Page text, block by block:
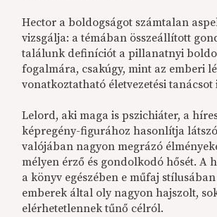
Hector a boldogságot számtalan
vizsgálja: a témában összeállított
találunk definíciót a pillanatnyi
fogalmára, csakúgy, mint az emberi
vonatkoztatható életvezetési tanácsot
Lelord, aki maga is pszichiáter, a
képregény-figurához hasonlítja
valójában nagyon megrázó
mélyen érző és gondolkodó hősét. A
a könyv egészében e műfaj
emberek által oly nagyon hajszolt,
elérhetetlennek tűnő célról.